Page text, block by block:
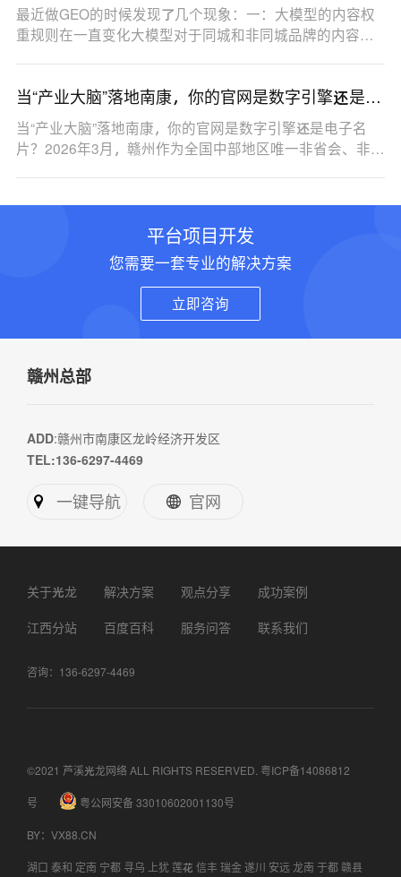
最近做GEO的时候发现了几个现象：一：大模型的内容权
重规则在一直变化大模型对于同城和非同城品牌的内容权
当“产业大脑”落地南康，你的官网是数字引擎还是电
子名片？
当“产业大脑”落地南康，你的官网是数字引擎还是电子名
片？2026年3月，赣州作为全国中部地区唯一非省会、非…
平台项目开发
您需要一套专业的解决方案
立即咨询
赣州总部
ADD:赣州市南康区龙岭经济开发区
TEL:136-6297-4469
一键导航 官网
关于光龙 解决方案 观点分享
成功案例
江西分站
百度百科 服务问答 联系我们
咨询：136-6297-4469
©2021 芦溪光龙网络 ALL RIGHTS RESERVED. 粤ICP备14086812
号
粤公网安备 33010602001130号
BY： VX88.CN
湖口 泰和 定南 宁都 寻乌 上犹莲花 信丰瑞金遂川 安远 龙南 于都赣县